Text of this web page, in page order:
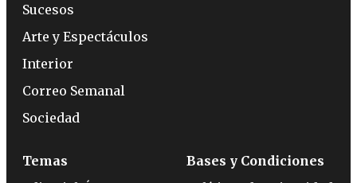
Sucesos
Arte y Espectáculos
Interior
Correo Semanal
Sociedad
Temas
Bases y Condiciones